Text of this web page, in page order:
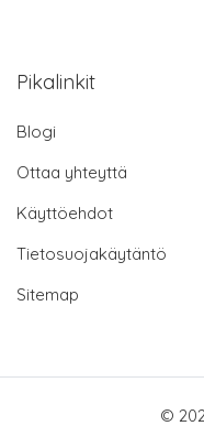
Pikalinkit
Blogi
Ottaa yhteyttä
Käyttöehdot
Tietosuojakäytäntö
Sitemap
©